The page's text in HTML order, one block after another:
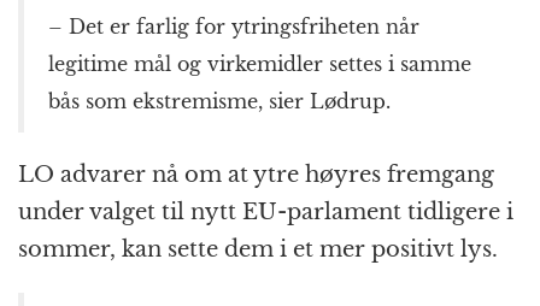
– Det er farlig for ytringsfriheten når
legitime mål og virkemidler settes i samme
bås som ekstremisme, sier Lødrup.
LO advarer nå om at ytre høyres fremgang
under valget til nytt EU-parlament tidligere i
sommer, kan sette dem i et mer positivt lys.